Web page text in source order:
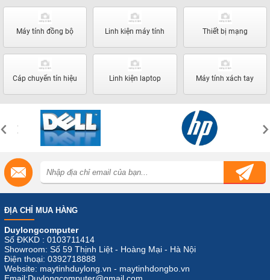
Máy tính đồng bộ Linh kiện máy tính Thiết bị mạng
Cáp chuyển tín hiệu Linh kiện laptop Máy tính xách tay
ĐỊA CHỈ MUA HÀNG
Duylongcomputer
Số ĐKKD : 0103711414
Showroom: Số 59 Thịnh Liệt - Hoàng Mại - Hà Nội
Điện thoại: 0392718888
Website: maytinhduylong.vn - maytinhdongbo.vn